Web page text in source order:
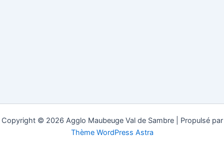
Copyright © 2026 Agglo Maubeuge Val de Sambre | Propulsé par
Thème WordPress Astra